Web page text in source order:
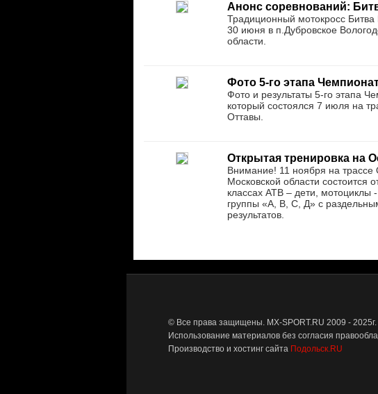
Анонс соревнований:
Традиционный мотокросс Битва
30 июня в п.Дубровское
области.
Фото 5-го этапа
Фото и результаты 5-го этапа
который состоялся 7 июля на
Оттавы.
Открытая тренировка на
Внимание! 11 ноября на трассе
Московской области состоится
классах АТВ – дети, мотоциклы
группы «А, В, С, Д» с
результатов.
© Все права защищены. MX-SPORT.RU 2009 - 2025г.
Использование материалов без согласия
Производство и хостинг сайта Подольск.RU